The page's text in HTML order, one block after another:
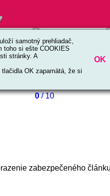
samotný prehliadač,
toho si ešte COOKIES
stránky. A
OK zapamätá, že si
OK
reči. Jedného
0/ 10
zabezpečeného